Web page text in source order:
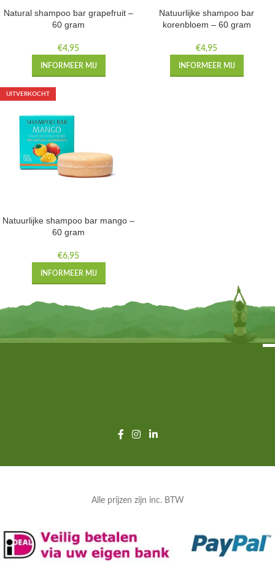
Natural shampoo bar grapefruit –
60 gram
€4,95
INFORMEER MIJ
Natuurlijke shampoo bar
korenbloem – 60 gram
€4,95
INFORMEER MIJ
UITVERKOCHT
Natuurlijke shampoo bar mango –
60 gram
€6,95
INFORMEER MIJ
Alle prijzen zijn inc. BTW